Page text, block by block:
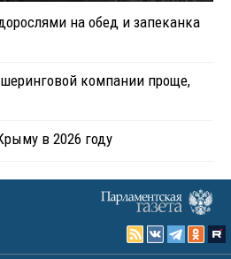
на обед и запеканка
компании проще,
в 2026 году